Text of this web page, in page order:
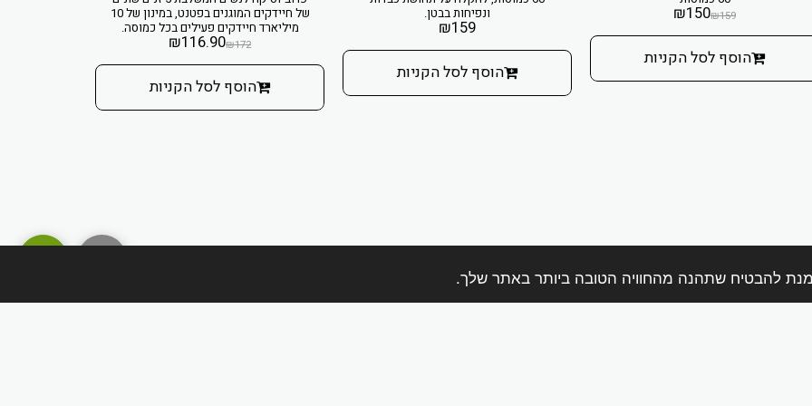
₪159
₪150
הוסף לסל הקניות
ונפיחות בבטן.
₪159
הוסף לסל הקניות
של חיידקים המוגנים בפטנט, במינון של 10
מיליארד חיידקים פעילים בכל כמוסה.
₪172
₪116.90
הוסף לסל הקניות
בית